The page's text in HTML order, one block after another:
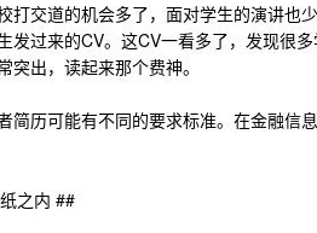
打交道的机会多了，面对学生的演讲也
发过来的CV。这CV一看多了，发现很
突出，读起来那个费神。
简历可能有不同的要求标准。在金融信
之内 ##